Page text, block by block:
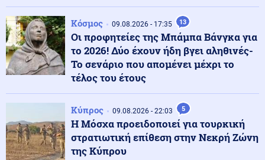
Καρυστιανού για μαζικές αποχωρήσεις: Δέχθηκα
πιέσεις από το σύστημα - Ο Θανάσης Αυγερινός μας
προσέγγισε
Κοινωνία 10.08.2026 - 08:47
Τραγωδία με 4χρονο στην Πάρο: «Φωνάζαμε,
κλαίγαμε, ουρλιάζαμε» - Όσα αναφέρει ο πατέρας του
παιδιού
Κόσμος 10.08.2026 - 08:40
Γερμανία: Νέο περιστατικό εντοπισμού drones πάνω
από στρατιωτική βάση προκαλεί ανησυχίες
Κόσμος 09.08.2026 - 17:35 13
Οι προφητείες της Μπάμπα Βάνγκα για
το 2026! Δύο έχουν ήδη βγει αληθινές-
Το σενάριο που απομένει μέχρι το
τέλος του έτους
Κύπρος 09.08.2026 - 22:03 5
Η Μόσχα προειδοποιεί για τουρκική
στρατιωτική επίθεση στην Νεκρή Ζώνη
της Κύπρου